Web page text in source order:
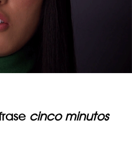
cinco minutos